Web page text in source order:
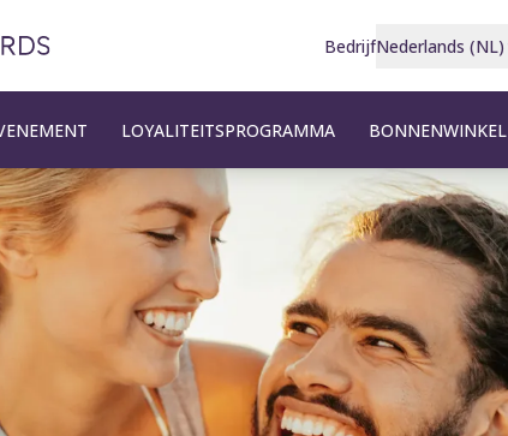
BedrijfNederlands (NL)
LOYALITEITSPROGRAMMA BONNENWINKEL